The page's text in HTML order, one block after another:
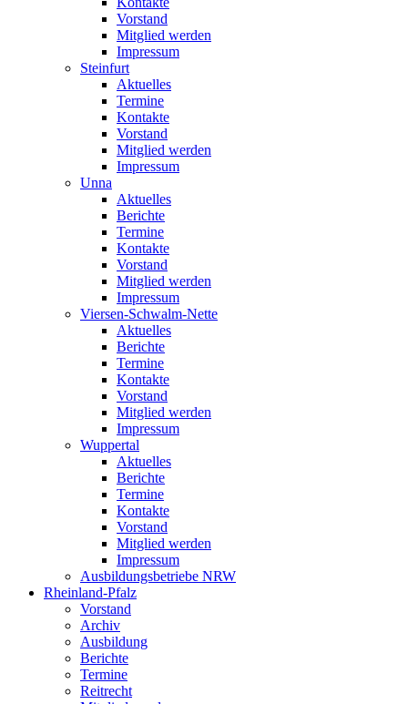
Vorstand
Mitglied werden
Impressum
Steinfurt
Aktuelles
Termine
Kontakte
Vorstand
Mitglied werden
Impressum
Unna
Aktuelles
Berichte
Termine
Kontakte
Vorstand
Mitglied werden
Impressum
Viersen-Schwalm-Nette
Aktuelles
Berichte
Termine
Kontakte
Vorstand
Mitglied werden
Impressum
Wuppertal
Aktuelles
Berichte
Termine
Kontakte
Vorstand
Mitglied werden
Impressum
Ausbildungsbetriebe NRW
Rheinland-Pfalz
Vorstand
Archiv
Ausbildung
Berichte
Termine
Reitrecht